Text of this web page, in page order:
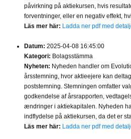
påvirkning på aktiekursen, hvis
forventninger, eller en negativ effekt,
Läs mer här: Ladda ner pdf med
Datum: 2025-04-08 16:45:00
Kategori: Bolagsstämma
Nyheten: Nyheden handler om
årsstemning, hvor aktieejere kan
poststemning. Stemningen omfatter
godkendelse af årsrapporten,
ændringer i aktiekapitalen. Nyheden
indflydelse på aktiekursen, da det er
Läs mer här: Ladda ner pdf med